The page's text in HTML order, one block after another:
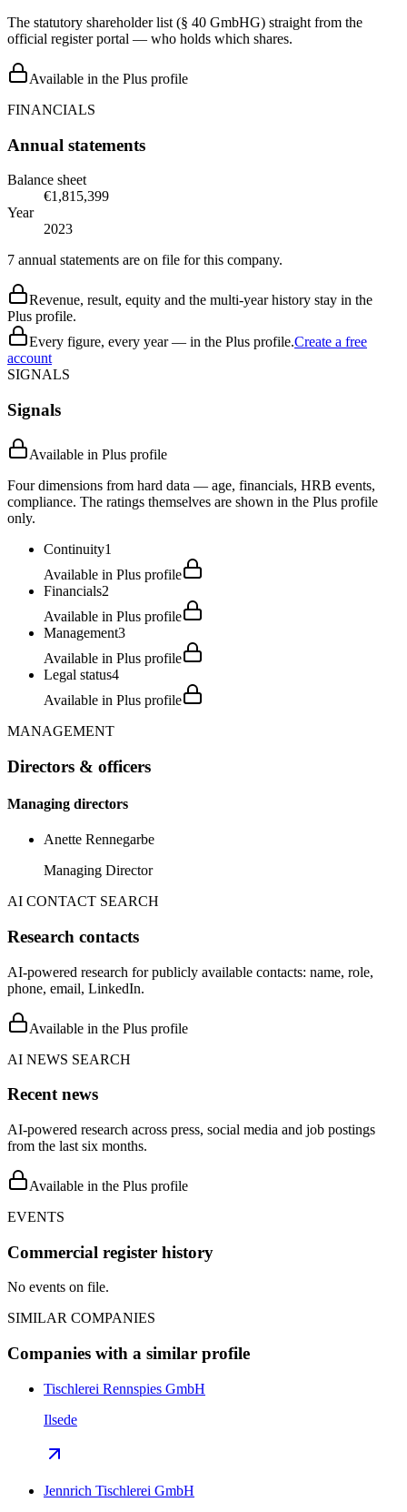
The statutory shareholder list (§ 40 GmbHG) straight from the
official register portal — who holds which shares.
Available in the Plus profile
FINANCIALS
Annual statements
Balance sheet
€1,815,399
Year
2023
7 annual statements are on file for this company.
Revenue, result, equity and the multi-year history stay in the
Plus profile.
Every figure, every year — in the Plus profile.Create a free
account
SIGNALS
Signals
Available in Plus profile
Four dimensions from hard data — age, financials, HRB events,
compliance. The ratings themselves are shown in the Plus profile
only.
Continuity1
Available in Plus profile
Financials2
Available in Plus profile
Management3
Available in Plus profile
Legal status4
Available in Plus profile
MANAGEMENT
Directors & officers
Managing directors
Anette Rennegarbe
Managing Director
AI CONTACT SEARCH
Research contacts
AI-powered research for publicly available contacts: name, role,
phone, email, LinkedIn.
Available in the Plus profile
AI NEWS SEARCH
Recent news
AI-powered research across press, social media and job postings
from the last six months.
Available in the Plus profile
EVENTS
Commercial register history
No events on file.
SIMILAR COMPANIES
Companies with a similar profile
Tischlerei Rennspies GmbH
Ilsede
Jennrich Tischlerei GmbH